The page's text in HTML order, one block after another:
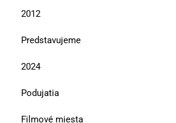
2012
Predstavujeme
2024
Podujatia
Filmové miesta